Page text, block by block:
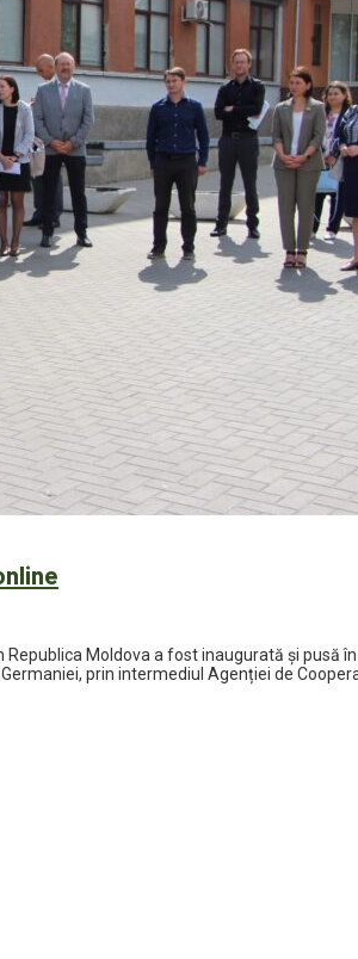
Moldova a fost inaugurată și pusă
prin intermediul Agenției de